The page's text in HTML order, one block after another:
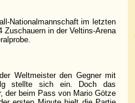
Nationalmannschaft im letzten
Zuschauern in der Veltins-Arena
Weltmeister den Gegner mit
stellte sich ein. Doch das
der beim Pass von Mario Götze